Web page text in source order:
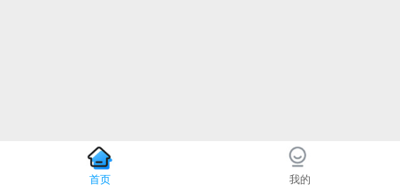
首页 我的